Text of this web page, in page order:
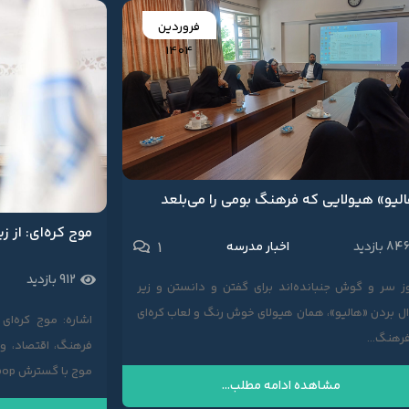
فروردین
1404
هیولایی که فرهنگ بومی را می‌بلعد
846 بازدید اخبار مدرسه 1
سر و گوش جنبانده‌اند برای گفتن و دانستن و زیر
بردن «هالیو»، همان هیولای خوش رنگ و لعاب کره‌ای
مشاهده ادامه مطلب...
912 بازدید
فرهنگ، اقتصاد،
موج با گسترش K-pop، سریال‌ها،...